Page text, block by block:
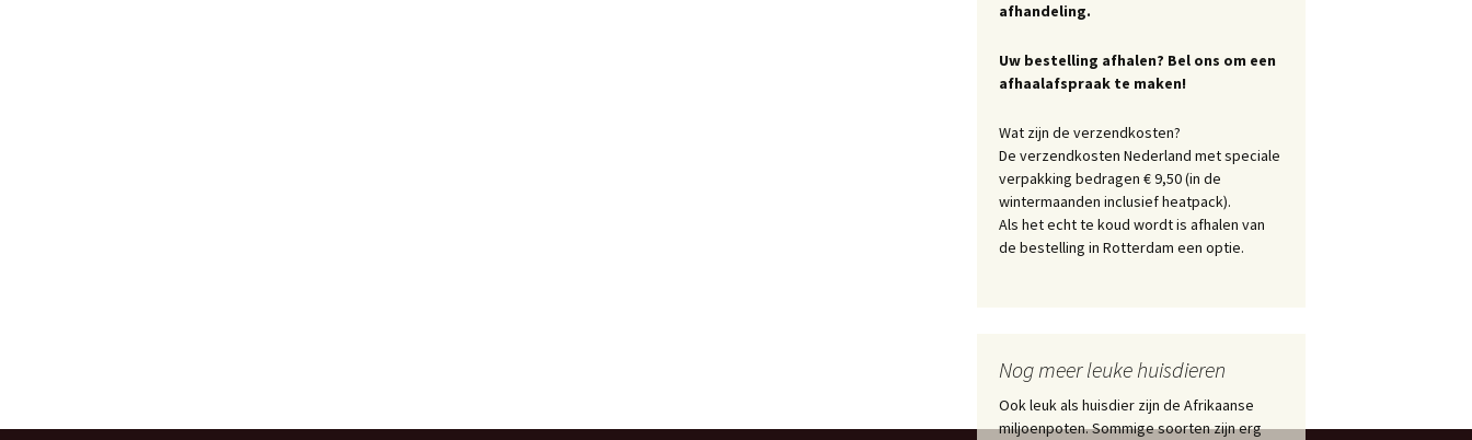
afhandeling.
Uw bestelling afhalen? Bel ons om een
afhaalafspraak te maken!
Wat zijn de verzendkosten?
De verzendkosten Nederland met speciale
verpakking bedragen € 9,50 (in de
wintermaanden inclusief heatpack).
Als het echt te koud wordt is afhalen van
de bestelling in Rotterdam een optie.
Nog meer leuke huisdieren
Ook leuk als huisdier zijn de Afrikaanse
miljoenpoten. Sommige soorten zijn erg